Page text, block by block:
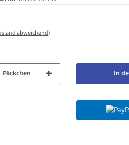
abweichend)
Päckchen In